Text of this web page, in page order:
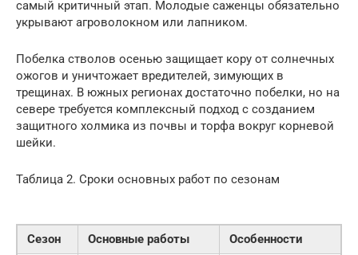
самый критичный этап. Молодые саженцы обязательно
укрывают агроволокном или лапником.
Побелка стволов осенью защищает кору от солнечных
ожогов и уничтожает вредителей, зимующих в
трещинах. В южных регионах достаточно побелки, но на
севере требуется комплексный подход с созданием
защитного холмика из почвы и торфа вокруг корневой
шейки.
Таблица 2. Сроки основных работ по сезонам
Сезон Основные работы Особенности